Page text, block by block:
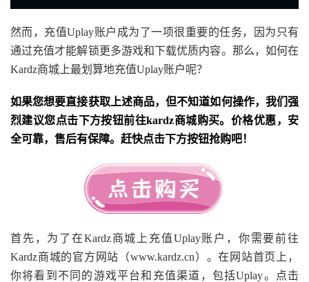
然而，充值Uplay账户成为了一项很重要的任务，因为只有
通过充值才能解锁更多游戏和下载优质内容。那么，如何在
Kardz商城上最划算地充值Uplay账户呢？
如果您想要直接获取上述商品，但不知道如何操作，我们强
烈建议您点击下方按钮前往kardz商城购买。价格优惠，安
全可靠，售后有保障。赶快点击下方按钮抢购吧！
首先，为了在Kardz商城上充值Uplay账户，你需要前往
Kardz商城的官方网站（www.kardz.cn）。在网站首页上，
你将看到不同的游戏平台和充值渠道，包括Uplay。点击